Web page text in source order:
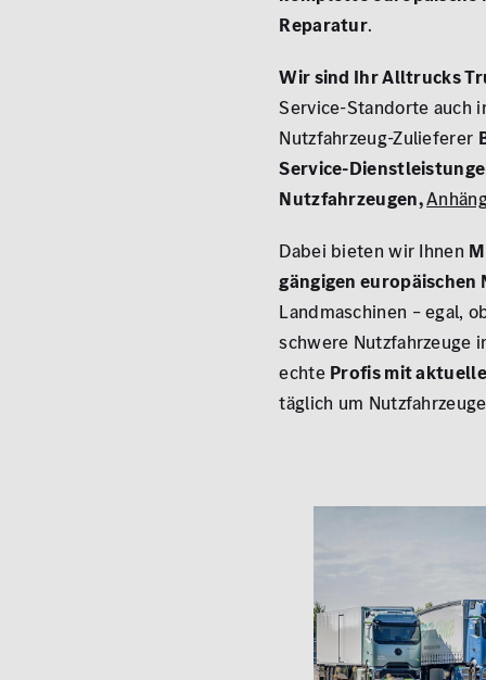
Reparatur.
Wir sind Ihr Alltrucks
Service-Standorte auch
Nutzfahrzeug-Zulieferer
Service-
Nutzfahrzeugen,
Dabei bieten wir Ihnen
gängigen europäischen
Landmaschinen – egal,
schwere Nutzfahrzeuge
echte Profis mit
täglich um